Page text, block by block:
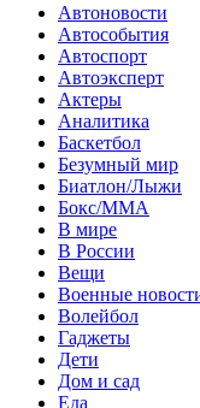
Автоновости
Автособытия
Автоспорт
Автоэксперт
Актеры
Аналитика
Баскетбол
Безумный мир
Биатлон/Лыжи
Бокс/MMA
В мире
В России
Вещи
Военные
Волейбол
Гаджеты
Дети
Дом и сад
Еда